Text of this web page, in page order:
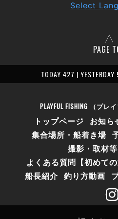
Select
PAGE
TODAY 427 |
PLAYFUL FISHING （プレ
トップページ お知ら
集合場所・船着き場
撮影・取材
よくある質問【初めて
船長紹介 釣り方動画